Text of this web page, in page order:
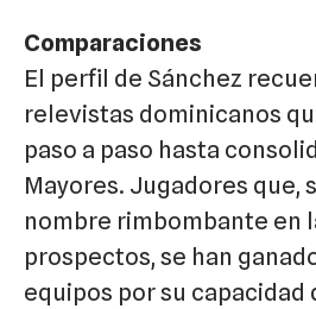
Comparaciones
El perfil de Sánchez
relevistas dominicanos
paso a paso hasta
Mayores. Jugadores que,
nombre rimbombante en
prospectos, se han
equipos por su capacidad